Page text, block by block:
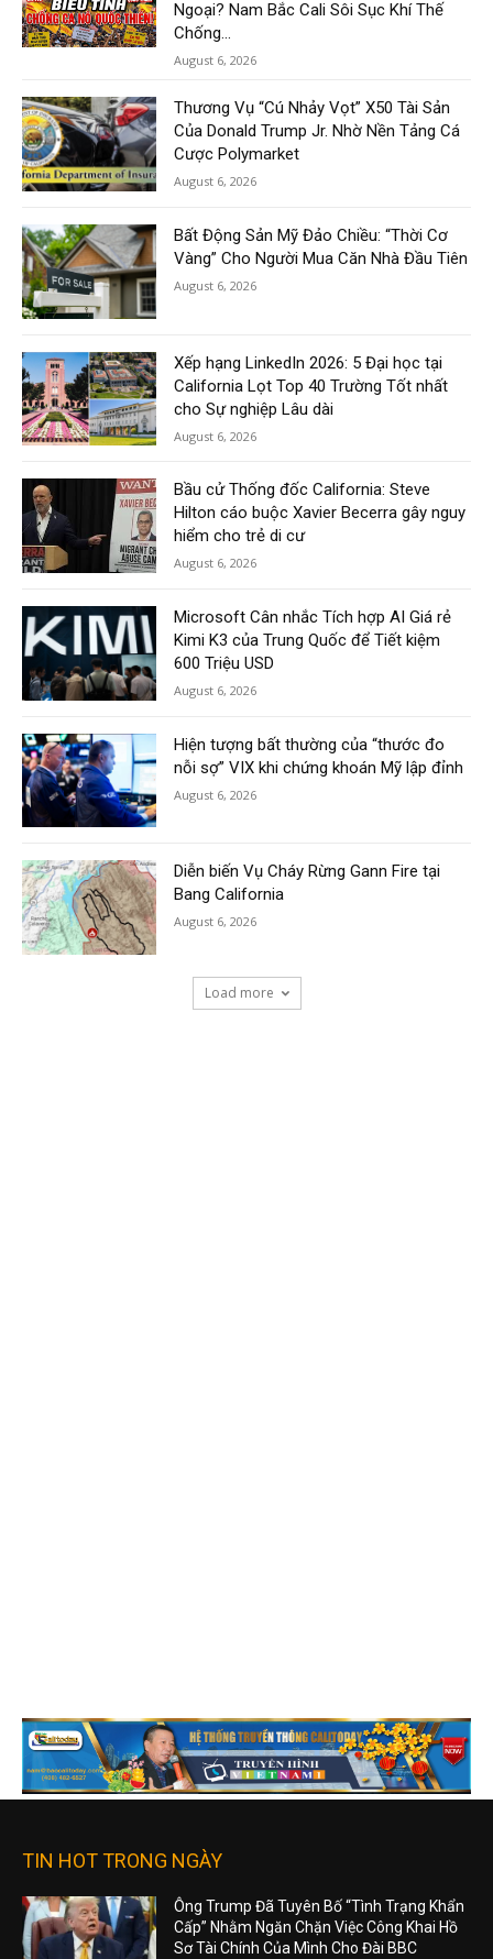
Ngoại? Nam Bắc Cali Sôi Sục Khí Thế
Chống...
August 6, 2026
Thương Vụ “Cú Nhảy Vọt” X50 Tài Sản
Của Donald Trump Jr. Nhờ Nền Tảng Cá
Cược Polymarket
August 6, 2026
Bất Động Sản Mỹ Đảo Chiều: “Thời Cơ
Vàng” Cho Người Mua Căn Nhà Đầu Tiên
August 6, 2026
Xếp hạng LinkedIn 2026: 5 Đại học tại
California Lọt Top 40 Trường Tốt nhất
cho Sự nghiệp Lâu dài
August 6, 2026
Bầu cử Thống đốc California: Steve
Hilton cáo buộc Xavier Becerra gây nguy
hiểm cho trẻ di cư
August 6, 2026
Microsoft Cân nhắc Tích hợp AI Giá rẻ
Kimi K3 của Trung Quốc để Tiết kiệm
600 Triệu USD
August 6, 2026
Hiện tượng bất thường của “thước đo
nỗi sợ” VIX khi chứng khoán Mỹ lập đỉnh
August 6, 2026
Diễn biến Vụ Cháy Rừng Gann Fire tại
Bang California
August 6, 2026
Load more
TIN HOT TRONG NGÀY
Ông Trump Đã Tuyên Bố “Tình Trạng Khẩn
Cấp” Nhằm Ngăn Chặn Việc Công Khai Hồ
Sơ Tài Chính Của Mình Cho Đài BBC